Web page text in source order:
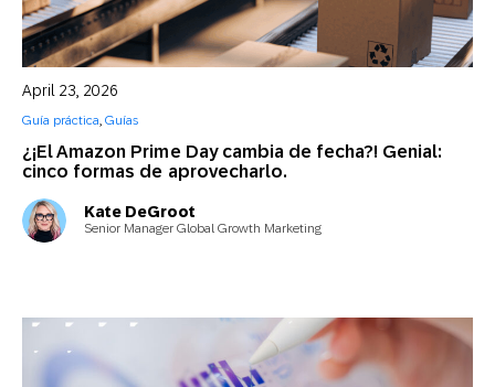
¿¡El Amazon Prime Day cambia de fecha?! Genial:
cinco formas de aprovecharlo.
April 23, 2026
Guía práctica Guías
Kate DeGroot
Senior Manager Global Growth Marketing